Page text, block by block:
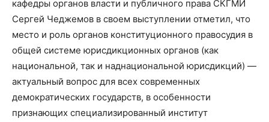
кафедры органов власти и публичного права СКГМИ
Сергей Чеджемов в своем выступлении отметил, что
место и роль органов конституционного правосудия в
общей системе юрисдикционных органов (как
национальной, так и наднациональной юрисдикций) —
актуальный вопрос для всех современных
демократических государств, в особенности
признающих специализированный институт